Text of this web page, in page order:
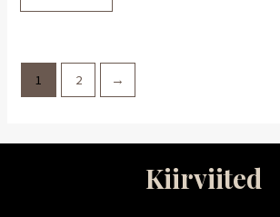
1 2 →
Kiirviited